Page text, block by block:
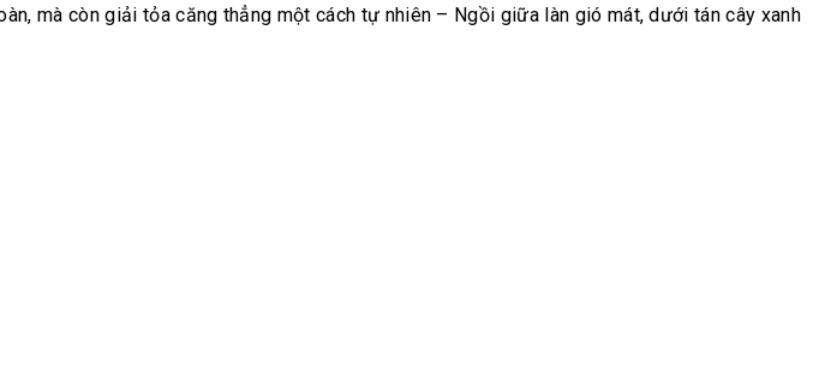
mà còn giải tỏa căng thẳng một cách tự nhiên – Ngồi giữa làn gió mát, dưới tán cây xanh